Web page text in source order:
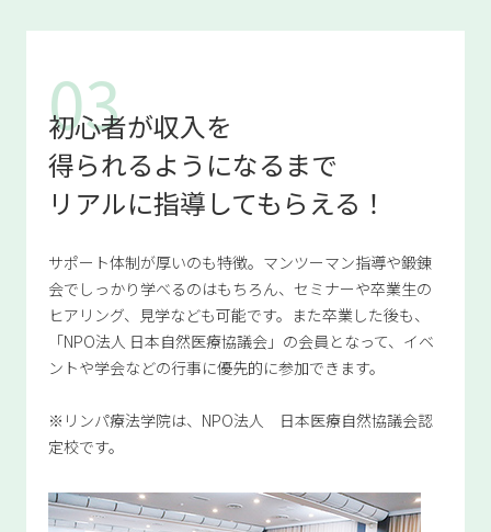
初心者が収入を
得られるようになるまで
リアルに指導してもらえる！
サポート体制が厚いのも特徴。マンツーマン指導や鍛錬
会でしっかり学べるのはもちろん、セミナーや卒業生の
ヒアリング、見学なども可能です。また卒業した後も、
「NPO法人 日本自然医療協議会」の会員となって、イベ
ントや学会などの行事に優先的に参加できます。
※リンパ療法学院は、NPO法人 日本医療自然協議会認
定校です。